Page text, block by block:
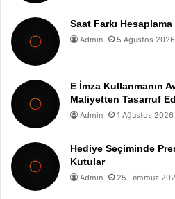
Saat Farkı
Admin 5 Ağustos 2026
E İmza Kullanmanın
Maliyetten Tasarruf
Admin 1 Ağustos 2026
Hediye Seçiminde
Kutular
Admin 25 Temmuz